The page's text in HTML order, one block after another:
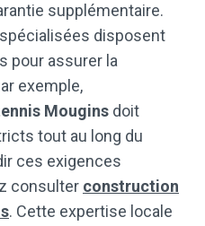
supplémentaire.
disposent
pour assurer la
exemple,
Mougins doit
tout au long du
ces exigences
consulter construction
. Cette expertise locale